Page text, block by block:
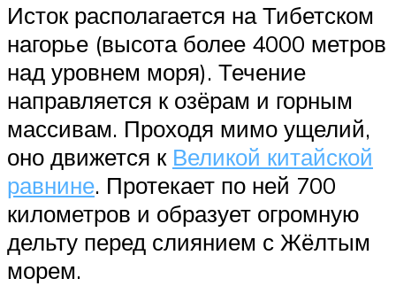
Исток располагается на Тибетском
нагорье (высота более 4000 метров
над уровнем моря). Течение
направляется к озёрам и горным
массивам. Проходя мимо ущелий,
оно движется к Великой китайской
равнине. Протекает по ней 700
километров и образует огромную
дельту перед слиянием с Жёлтым
морем.